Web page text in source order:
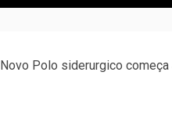
Novo Polo siderurgico